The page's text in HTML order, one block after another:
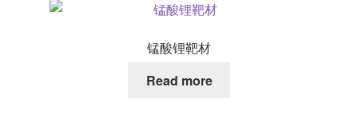
锰酸锂靶材
Read more